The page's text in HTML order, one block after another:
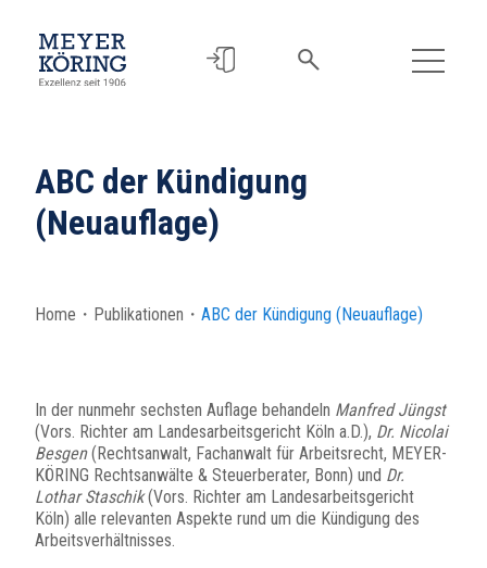
ABC der Kündigung
(Neuauflage)
Home ・ Publikationen ・ ABC der Kündigung (Neuauflage)
In der nunmehr sechsten Auflage behandeln Manfred Jüngst
(Vors. Richter am Landesarbeitsgericht Köln a.D.), Dr. Nicolai
Besgen(Rechtsanwalt, Fachanwalt für Arbeitsrecht, MEYER-
KÖRING Rechtsanwälte & Steuerberater, Bonn) und Dr.
Lothar Staschik(Vors. Richter am Landesarbeitsgericht
Köln) alle relevanten Aspekte rund um die Kündigung des
Arbeitsverhältnisses.